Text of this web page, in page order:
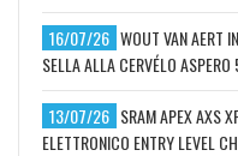
16/07/26 WOUT VAN AERT
SELLA ALLA CERVÉLO ASPERO
13/07/26 SRAM APEX AXS
ELETTRONICO ENTRY LEVEL